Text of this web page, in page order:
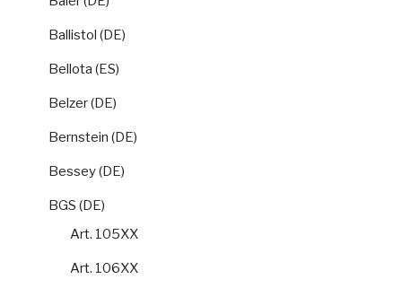
Ballistol (DE)
Bellota (ES)
Belzer (DE)
Bernstein (DE)
Bessey (DE)
BGS (DE)
Art. 105XX
Art. 106XX